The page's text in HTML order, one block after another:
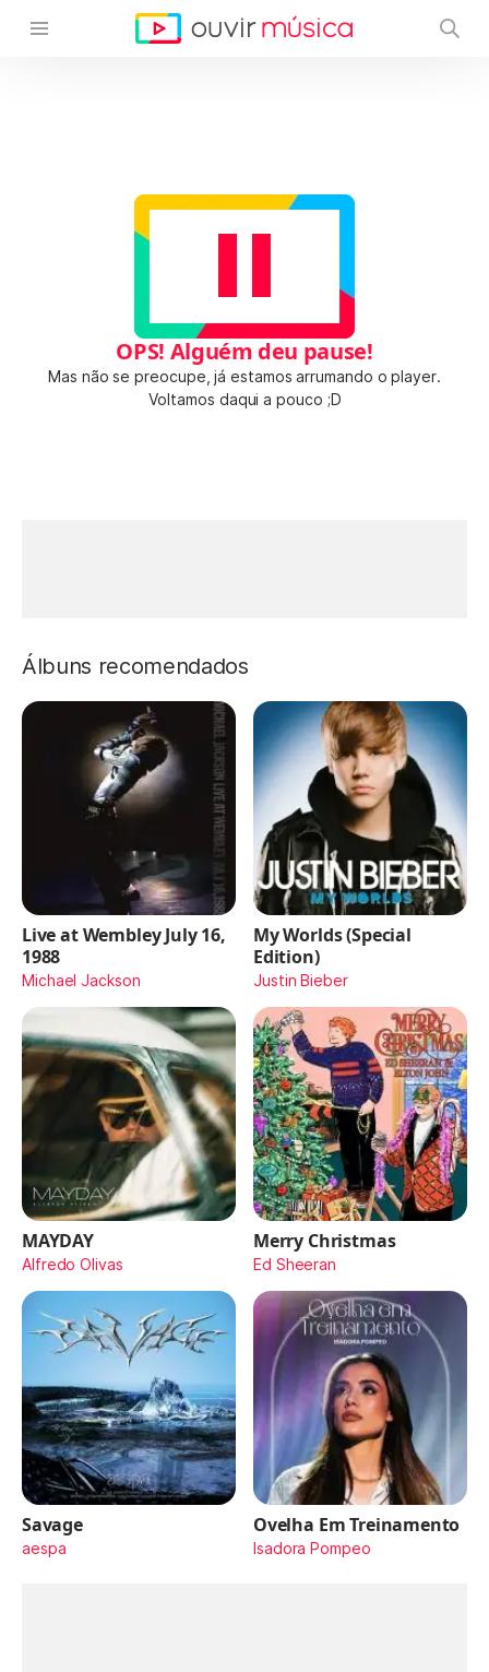
OPS! Alguém deu pause!
Mas não se preocupe, já estamos arrumando o player.
Voltamos daqui a pouco ;D
Álbuns recomendados
Live at Wembley July 16,
1988
Michael Jackson
My Worlds (Special
Edition)
Justin Bieber
MAYDAY
Alfredo Olivas
Merry Christmas
Ed Sheeran
Savage
aespa
Ovelha Em Treinamento
Isadora Pompeo